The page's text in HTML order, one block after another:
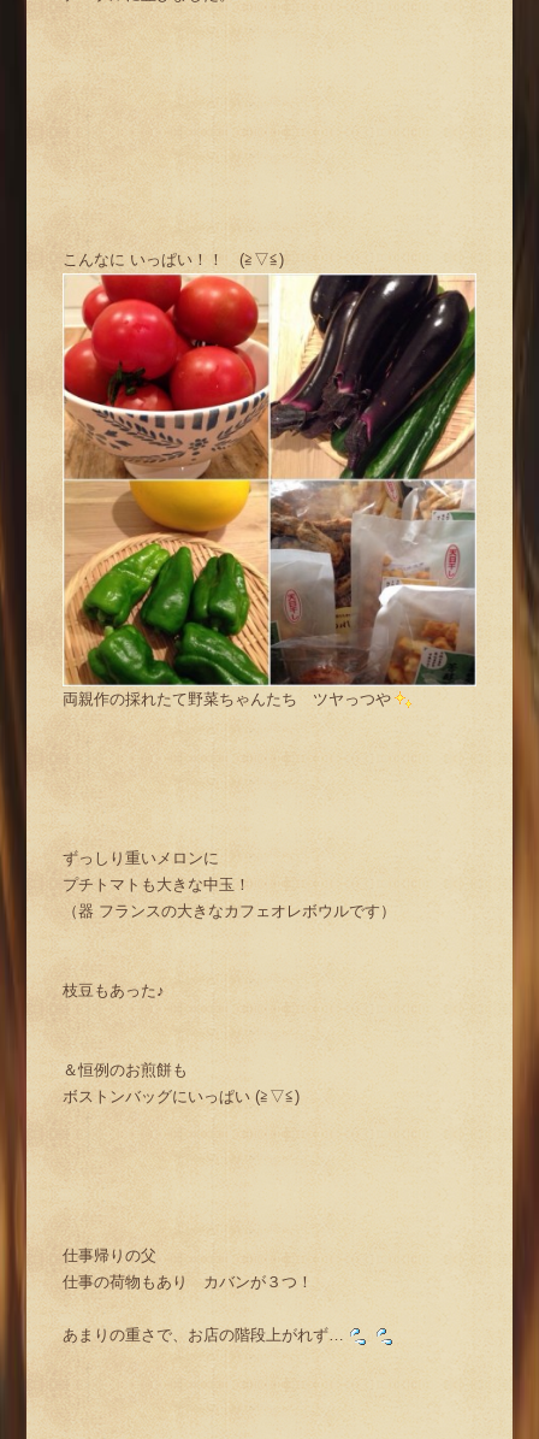
こんなに いっぱい！！ (≧▽≦)
両親作の採れたて野菜ちゃんたち ツヤっつや
ずっしり重いメロンに
プチトマトも大きな中玉！
（器 フランスの大きなカフェオレボウルです）
枝豆もあった♪
＆恒例のお煎餅も
ボストンバッグにいっぱい (≧▽≦)
仕事帰りの父
仕事の荷物もあり カバンが３つ！
あまりの重さで、お店の階段上がれず…